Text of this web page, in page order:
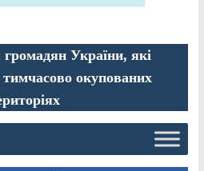
України, які
окупованих